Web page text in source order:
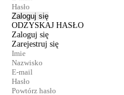
Zaloguj się
ODZYSKAJ HASŁO
Zaloguj się
Zarejestruj się